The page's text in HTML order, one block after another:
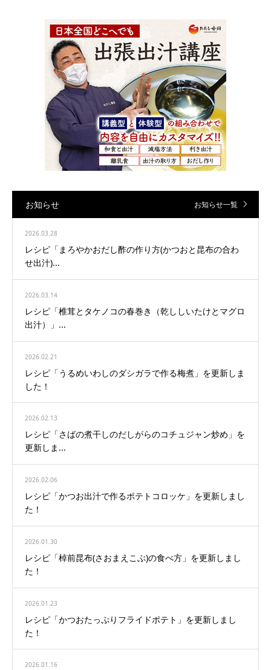
お知らせ お知らせ一覧
2026.03.28
レシピ「まろやかおだし酢の作り方(かつおと昆布の合わ
せ出汁)...
2026.03.14
レシピ「椎茸とタケノコの春巻き（乾ししいたけとマグロ
出汁）」...
2026.02.21
レシピ「うるめいわしのダシガラで作る梅煮」を更新しま
した！
2026.02.13
レシピ「さばの煮干しのだしがらのコチュジャン炒め」を
更新しま...
2026.02.06
レシピ「かつお出汁で作るポテトコロッケ」を更新しまし
た！
2026.01.30
レシピ「棹前昆布(さおまえこぶ)の食べ方」を更新しまし
た！
2026.01.23
レシピ「かつおたっぷりフライドポテト」を更新しまし
た！
2026.01.16